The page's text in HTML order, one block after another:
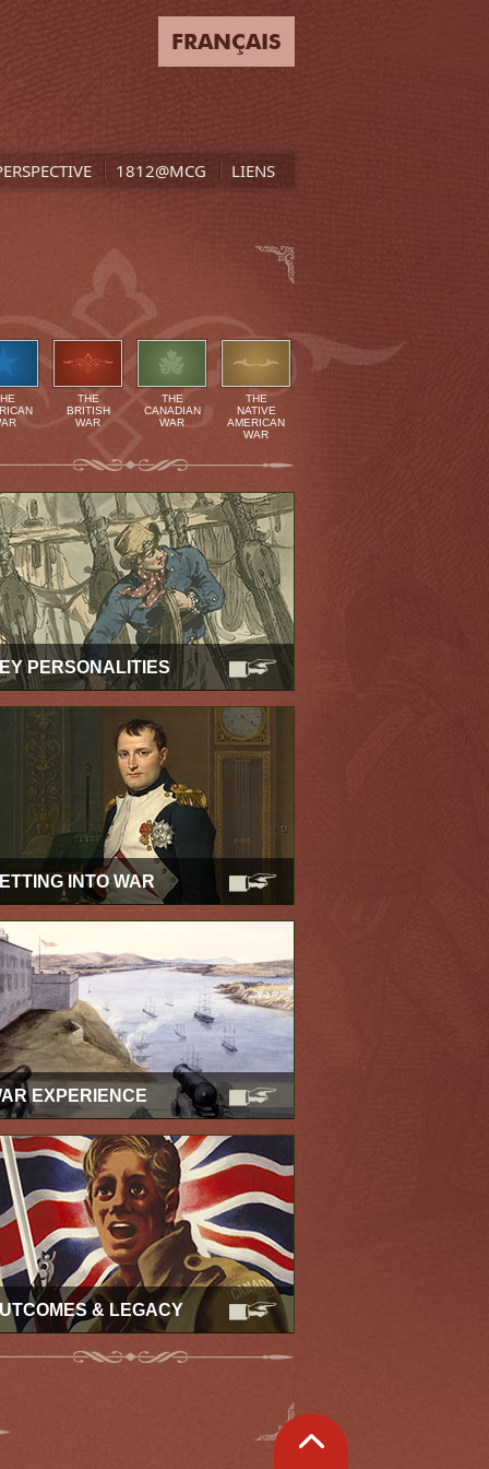
FRANÇAIS
1812@MCG LIENS
THE
BRITISH
WAR
THE
CANADIAN
WAR
THE
NATIVE
AMERICAN
WAR
PERSONALITIES
INTO WAR
EXPERIENCE
& LEGACY
Retour
en